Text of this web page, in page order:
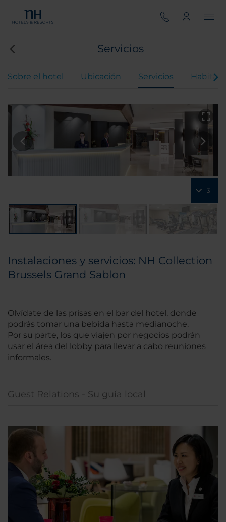
Servicios
Sobre el hotel Ubicación Servicios
3
Instalaciones y servicios: NH Collection
Brussels Grand Sablon
Olvídate de las prisas en el bar del hotel, donde
podrás tomar una bebida hasta medianoche.
Por su parte, los que viajen por negocios podrán
usar el área del lobby para llevar a cabo reuniones
informales.
Guest Relations - Su guía local